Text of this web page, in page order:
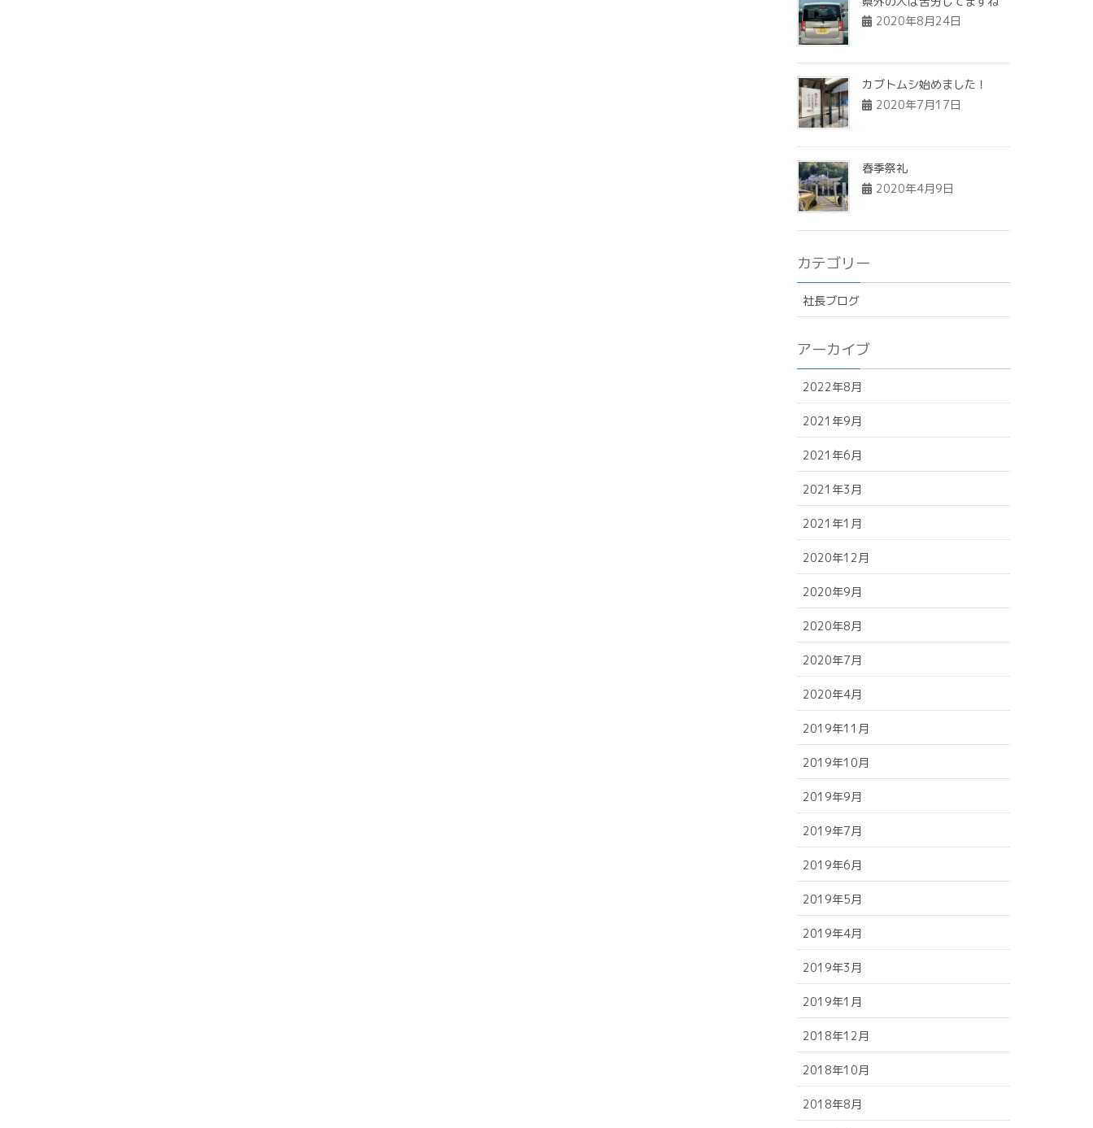
2020年8月24日
カブトムシ始めました！
2020年7月17日
春季祭礼
2020年4月9日
カテゴリー
社長ブログ
アーカイブ
2022年8月
2021年9月
2021年6月
2021年3月
2021年1月
2020年12月
2020年9月
2020年8月
2020年7月
2020年4月
2019年11月
2019年10月
2019年9月
2019年7月
2019年6月
2019年5月
2019年4月
2019年3月
2019年1月
2018年12月
2018年10月
2018年8月